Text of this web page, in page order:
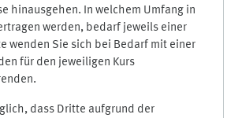
hinausgehen. In welchem Umfang in
werden, bedarf jeweils einer
wenden Sie sich bei Bedarf mit einer
für den jeweiligen Kurs
dass Dritte aufgrund der